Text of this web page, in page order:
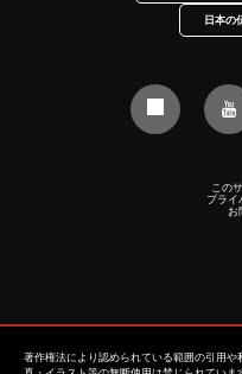
日本の
この
プライ
お
著作権法により認められている範囲の引用